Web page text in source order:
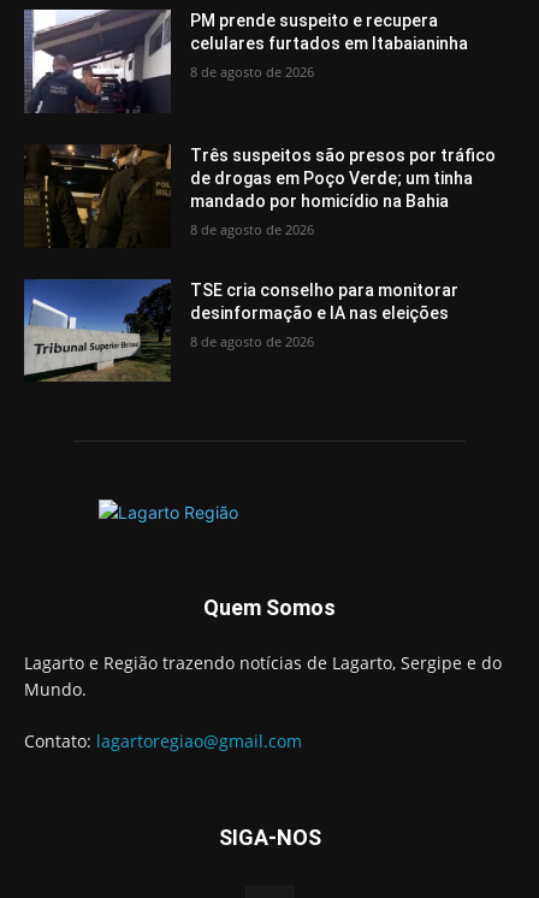
PM prende suspeito e recupera
celulares furtados em Itabaianinha
8 de agosto de 2026
Três suspeitos são presos por tráfico
de drogas em Poço Verde; um tinha
mandado por homicídio na Bahia
8 de agosto de 2026
TSE cria conselho para monitorar
desinformação e IA nas eleições
8 de agosto de 2026
Quem Somos
Lagarto e Região trazendo notícias de Lagarto, Sergipe e do
Mundo.
Contato: lagartoregiao@gmail.com
SIGA-NOS